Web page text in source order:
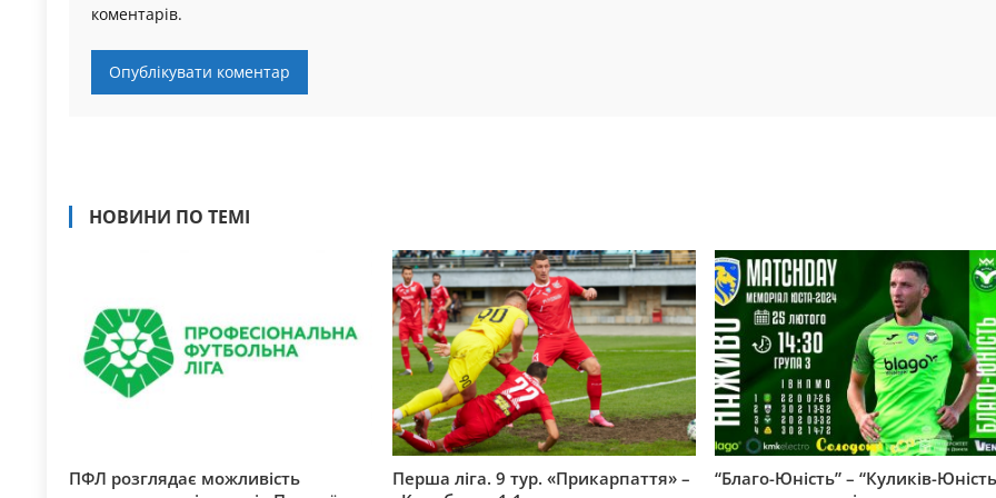
коментарів.
НОВИНИ ПО ТЕМІ
ПФЛ розглядає можливість
Перша ліга. 9 тур. «Прикарпаття» –
“Благо-Юність” – “Куликів-